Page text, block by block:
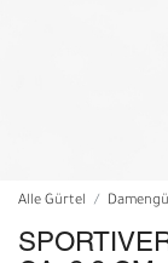
Alle Gürtel